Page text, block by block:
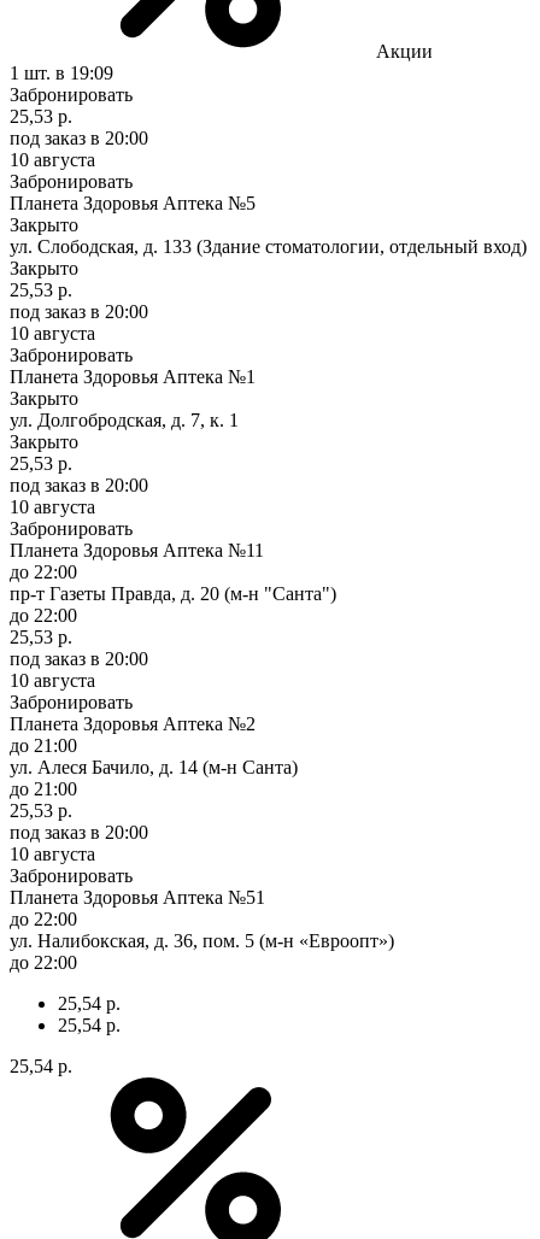
Акции
1 шт. в 19:09
Забронировать
25,53 р.
под заказ в 20:00
10 августа
Забронировать
Планета Здоровья Аптека №5
Закрыто
ул. Слободская, д. 133 (Здание стоматологии, отдельный вход)
Закрыто
25,53 р.
под заказ в 20:00
10 августа
Забронировать
Планета Здоровья Аптека №1
Закрыто
ул. Долгобродская, д. 7, к. 1
Закрыто
25,53 р.
под заказ в 20:00
10 августа
Забронировать
Планета Здоровья Аптека №11
до 22:00
пр-т Газеты Правда, д. 20 (м-н "Санта")
до 22:00
25,53 р.
под заказ в 20:00
10 августа
Забронировать
Планета Здоровья Аптека №2
до 21:00
ул. Алеся Бачило, д. 14 (м-н Санта)
до 21:00
25,53 р.
под заказ в 20:00
10 августа
Забронировать
Планета Здоровья Аптека №51
до 22:00
ул. Налибокская, д. 36, пом. 5 (м-н «Евроопт»)
до 22:00
25,54 р.
25,54 р.
25,54 р.